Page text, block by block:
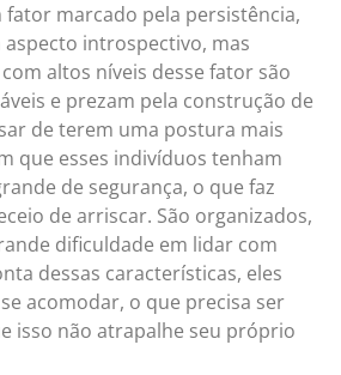
fator marcado pela persistência,
introspectivo, mas
altos níveis desse fator são
e prezam pela construção de
de terem uma postura mais
que esses indivíduos tenham
de segurança, o que faz
de arriscar. São organizados,
dificuldade em lidar com
dessas características, eles
acomodar, o que precisa ser
isso não atrapalhe seu próprio